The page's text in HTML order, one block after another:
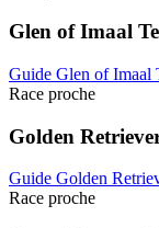
Glen of Imaal
Guide Glen of Imaal
Race proche
Golden
Guide Golden
Race proche